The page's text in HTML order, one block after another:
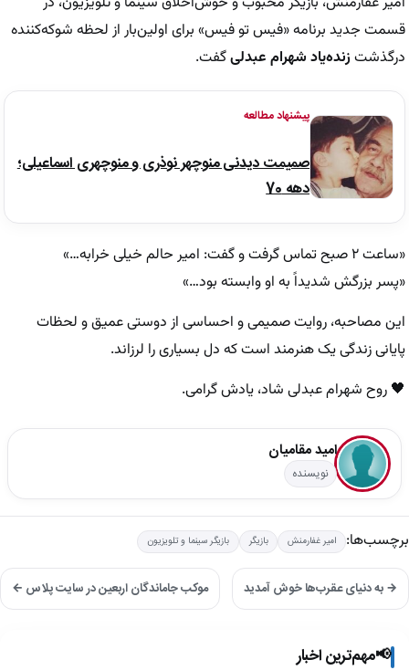
minutes,
قسمت جدید برنامه «فیس تو فیس» برای اولین‌بار از لحظه شوکه‌کننده
درگذشتزنده‌یاد شهرام عبدلیگفت.
پیشنهاد مطالعه
صمیمت دیدنی منوچهر نوذری و منوچهری اسماعیلی؛
دهه 70
«ساعت ۲ صبح تماس گرفت و گفت: امیر حالم خیلی خرابه…»
«پسر بزرگش شدیداً به او وابسته بود…»
این مصاحبه، روایت صمیمی و احساسی از دوستی عمیق و لحظات
پایانی زندگی یک هنرمند است که دل بسیاری را لرزاند.
🖤 روح شهرام عبدلی شاد، یادش گرامی.
امید مقامیان
نویسنده
برچسب‌ها: امیر غفارمنش بازیگر بازیگر سینما و تلویزیون
→ به دنیای عقرب‌ها خوش آمدید موکب جاماندگان اربعین در سایت پلاس ←
📢مهم‌ترین اخبار